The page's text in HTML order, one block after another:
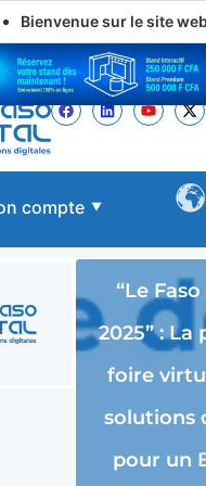
sur le site web de
compte ▼
“Le
2025” : La
foire
solutions
pour un